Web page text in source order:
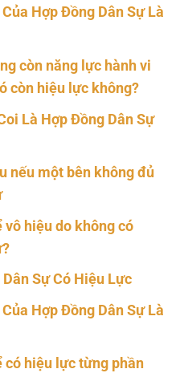
Hợp Đồng Dân Sự Là
còn năng lực hành vi
còn hiệu lực không?
Là Hợp Đồng Dân Sự
nếu một bên không đủ
vô hiệu do không có
Sự Có Hiệu Lực
Hợp Đồng Dân Sự Là
có hiệu lực từng phần